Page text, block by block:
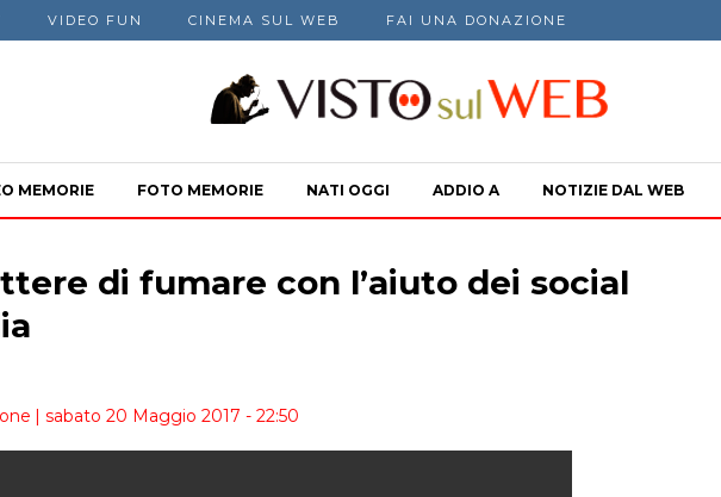
VIDEO FUN CINEMA SUL WEB FAI UNA DONAZIONE
MEMORIE FOTO MEMORIE NATI OGGI ADDIO A NOTIZIE DAL WEB
di fumare con l’aiuto dei social
| sabato 20 Maggio 2017 - 22:50